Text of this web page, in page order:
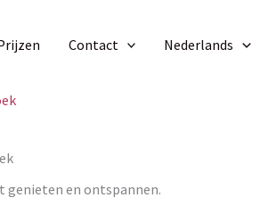
Contact Nederlands
genieten en ontspannen.